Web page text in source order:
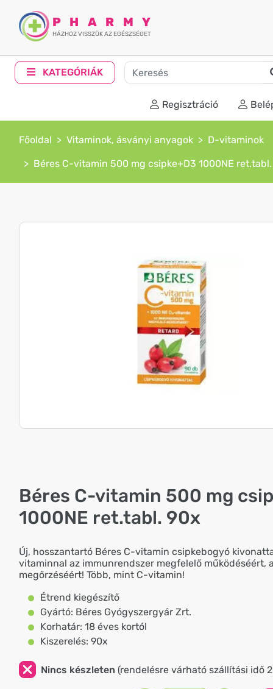
PHARMY
HÁZHOZ VISSZÜK AZ EGÉSZSÉGET
KATEGÓRIÁK
Regisztráció
Főoldal Vitaminok, ásványi anyagok D-vitaminok
Béres C-vitamin 500 mg csipke+D3 1000NE
Béres C-vitamin 500 mg
1000NE ret.tabl. 90x
Új, hosszantartó Béres C-vitamin csipkebogyó
vitaminnal az immunrendszer megfelelő működéséért,
megőrzéséért! Több, mint C-vitamin!
Étrend kiegészítő
Gyártó: Béres Gyógyszergyár Zrt.
Korhatár: 18 éves kortól
Kiszerelés: 90x
Nincs készleten (rendelésre várható szállítási idő